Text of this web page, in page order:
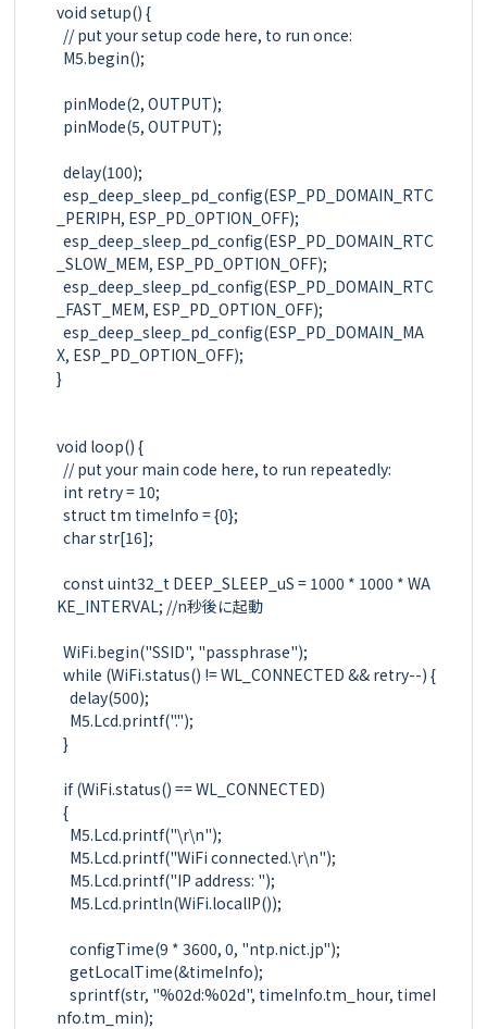
void setup() {
  delay(100);
  esp_deep_sleep_pd_config(ESP_PD_DOMAIN_RTC
_PERIPH, ESP_PD_OPTION_OFF);
  esp_deep_sleep_pd_config(ESP_PD_DOMAIN_RTC
_SLOW_MEM, ESP_PD_OPTION_OFF);
  esp_deep_sleep_pd_config(ESP_PD_DOMAIN_RTC
_FAST_MEM, ESP_PD_OPTION_OFF);
  esp_deep_sleep_pd_config(ESP_PD_DOMAIN_MA
X, ESP_PD_OPTION_OFF);
}
void loop() {
  struct tm timeInfo = {0};
  char str[16];
  const uint32_t DEEP_SLEEP_uS = 1000 * 1000 * WA
KE_INTERVAL; //n秒後に起動
  WiFi.begin("SSID", "passphrase");
  while (WiFi.status() != WL_CONNECTED && retry--) {
    delay(500);
  }
  {
    configTime(9 * 3600, 0, "ntp.nict.jp");
    getLocalTime(&timeInfo);
    sprintf(str, "%02d:%02d", timeInfo.tm_hour, timeI
nfo.tm_min);